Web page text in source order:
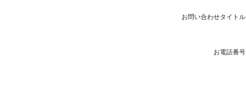
お問い合わせタイトル
お電話番号